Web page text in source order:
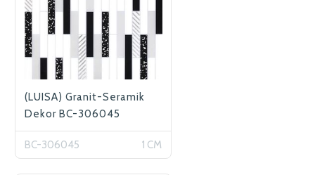
(LUISA) Granit-Seramik
Dekor BC-306045
BC-306045 1 CM